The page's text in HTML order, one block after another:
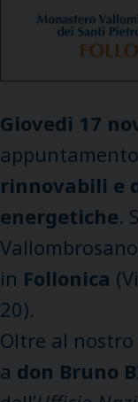
Giovedì 17
rinnovabili e
energetiche.
in Follonica
20).
Oltre al nostro
a don Bruno